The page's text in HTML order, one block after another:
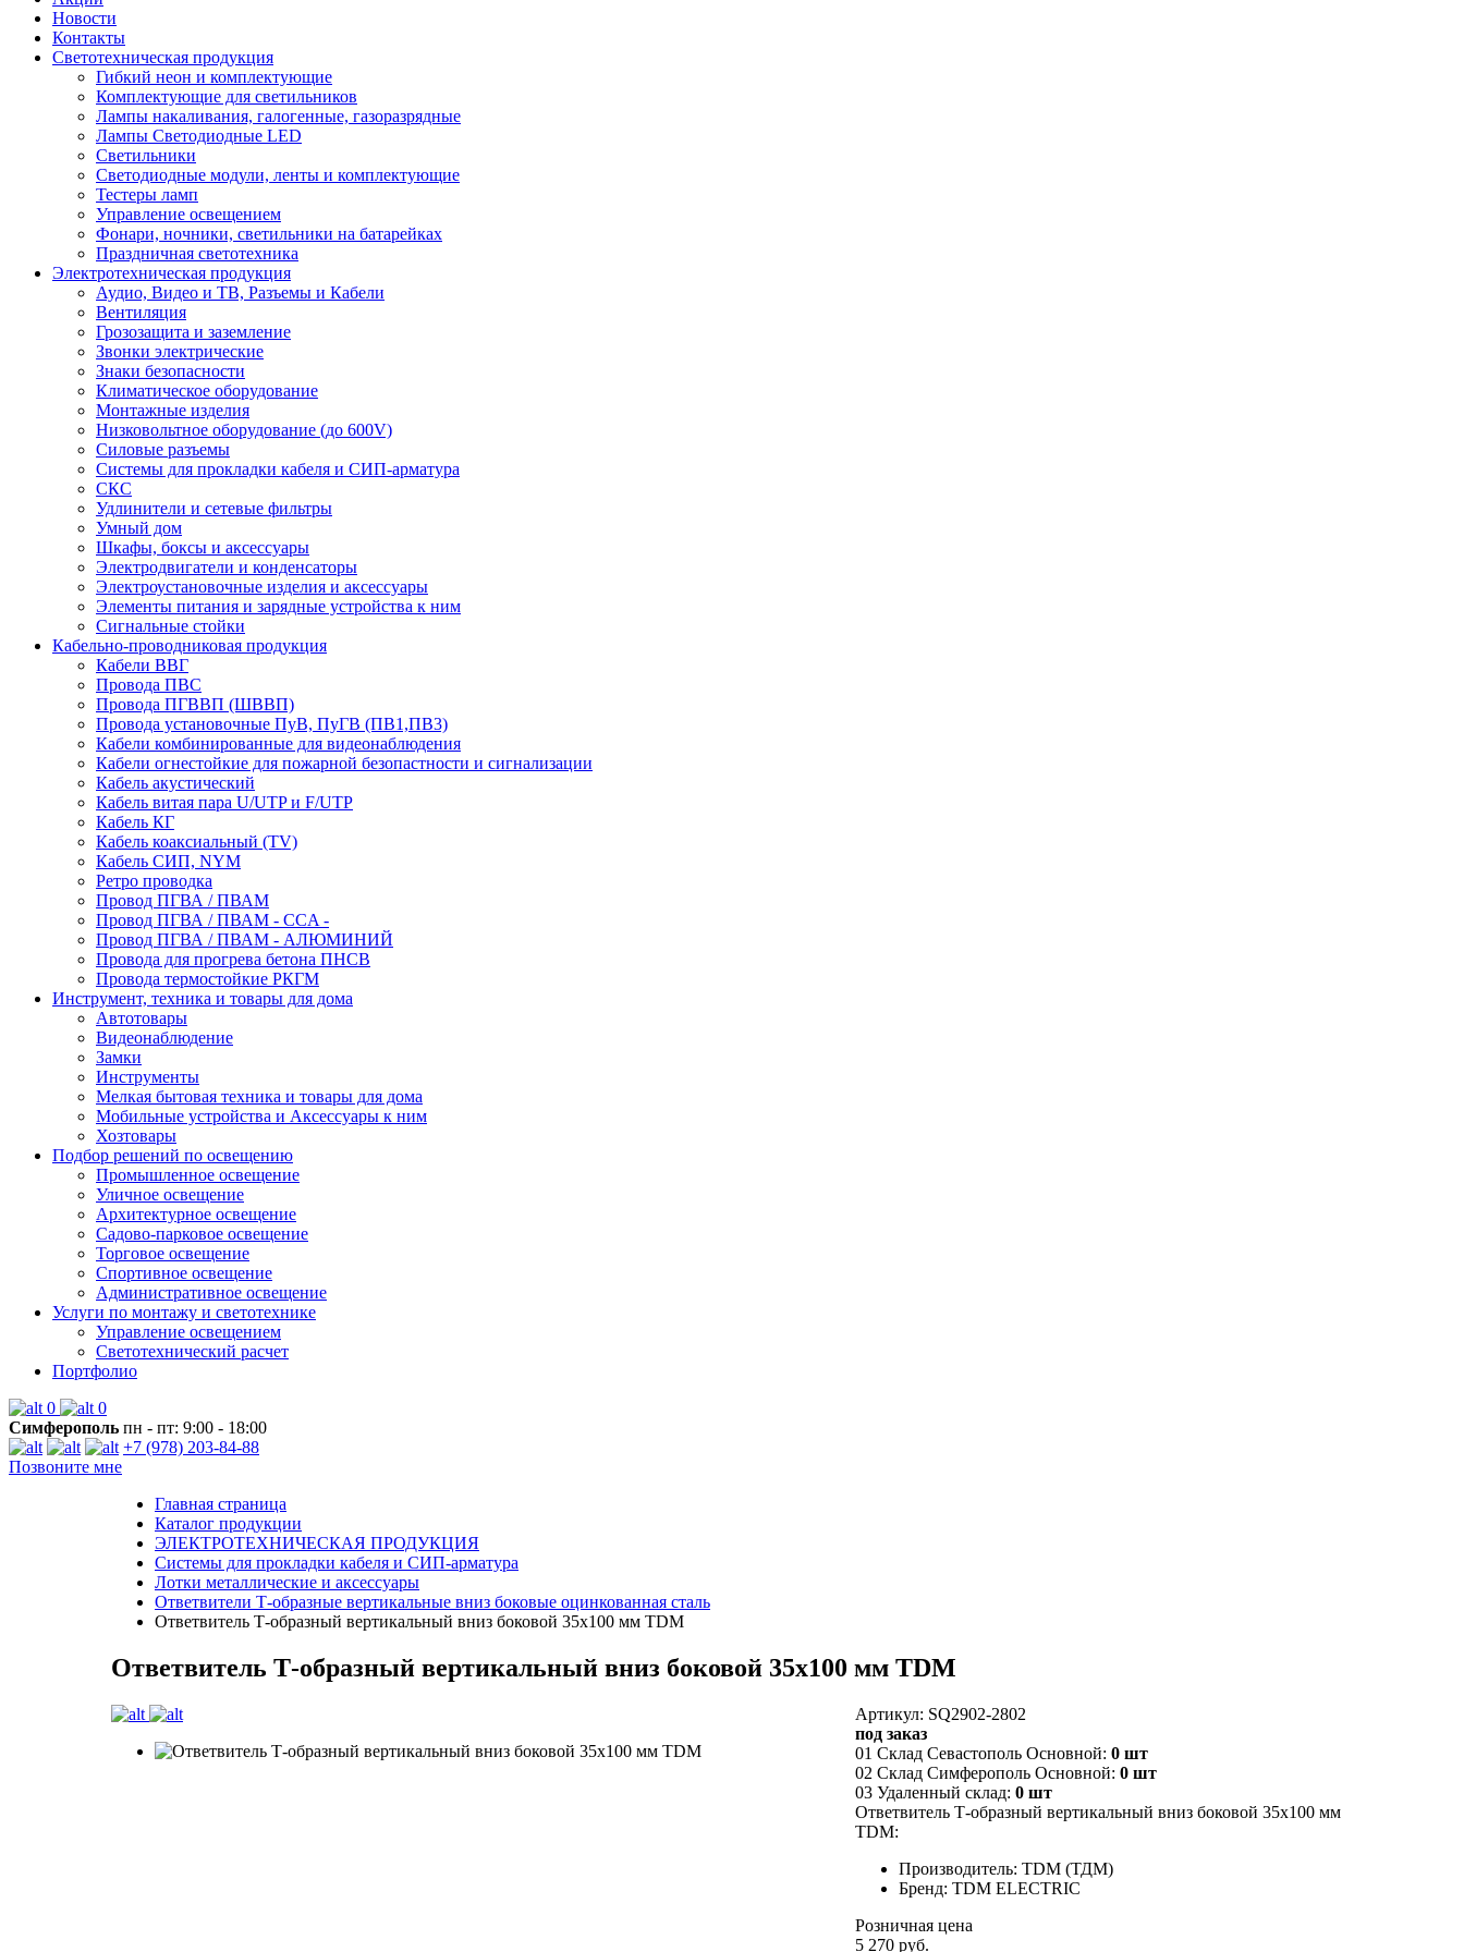
Новости
Контакты
Светотехническая продукция
Гибкий неон и комплектующие
Комплектующие для светильников
Лампы накаливания, галогенные, газоразрядные
Лампы Светодиодные LED
Светильники
Светодиодные модули, ленты и комплектующие
Тестеры ламп
Управление освещением
Фонари, ночники, светильники на батарейках
Праздничная светотехника
Электротехническая продукция
Аудио, Видео и ТВ, Разъемы и Кабели
Вентиляция
Грозозащита и заземление
Звонки электрические
Знаки безопасности
Климатическое оборудование
Монтажные изделия
Низковольтное оборудование (до 600V)
Силовые разъемы
Системы для прокладки кабеля и СИП-арматура
СКС
Удлинители и сетевые фильтры
Умный дом
Шкафы, боксы и аксессуары
Электродвигатели и конденсаторы
Электроустановочные изделия и аксессуары
Элементы питания и зарядные устройства к ним
Сигнальные стойки
Кабельно-проводниковая продукция
Кабели ВВГ
Провода ПВС
Провода ПГВВП (ШВВП)
Провода установочные ПуВ, ПуГВ (ПВ1,ПВ3)
Кабели комбинированные для видеонаблюдения
Кабели огнестойкие для пожарной безопастности и сигнализации
Кабель акустический
Кабель витая пара U/UTP и F/UTP
Кабель КГ
Кабель коаксиальный (TV)
Кабель СИП, NYM
Ретро проводка
Провод ПГВА / ПВАМ
Провод ПГВА / ПВАМ - CCA -
Провод ПГВА / ПВАМ - АЛЮМИНИЙ
Провода для прогрева бетона ПНСВ
Провода термостойкие РКГМ
Инструмент, техника и товары для дома
Автотовары
Видеонаблюдение
Замки
Инструменты
Мелкая бытовая техника и товары для дома
Мобильные устройства и Аксессуары к ним
Хозтовары
Подбор решений по освещению
Промышленное освещение
Уличное освещение
Архитектурное освещение
Садово-парковое освещение
Торговое освещение
Спортивное освещение
Административное освещение
Услуги по монтажу и светотехнике
Управление освещением
Светотехнический расчет
Портфолио
0
0
Симферополь пн - пт: 9:00 - 18:00
+7 (978) 203-84-88
Позвоните мне
Главная страница
Каталог продукции
ЭЛЕКТРОТЕХНИЧЕСКАЯ ПРОДУКЦИЯ
Системы для прокладки кабеля и СИП-арматура
Лотки металлические и аксессуары
Ответвители Т-образные вертикальные вниз боковые оцинкованная сталь
Ответвитель Т-образный вертикальный вниз боковой 35х100 мм TDM
Ответвитель Т-образный вертикальный вниз боковой 35х100 мм TDM
Артикул: SQ2902-2802
под заказ
01 Склад Севастополь Основной: 0 шт
02 Склад Симферополь Основной: 0 шт
03 Удаленный склад: 0 шт
Ответвитель Т-образный вертикальный вниз боковой 35х100 мм
TDM:
Производитель: TDM (ТДМ)
Бренд: TDM ELECTRIC
Розничная цена
5 270 руб.